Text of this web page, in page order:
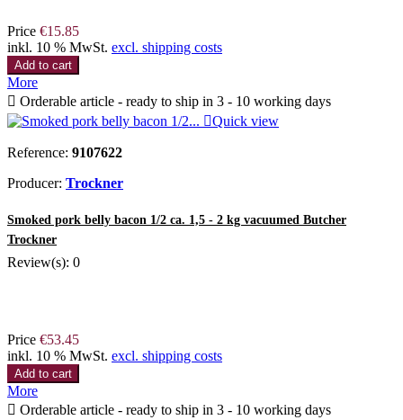
Price €15.85
inkl. 10 % MwSt. excl. shipping costs
Add to cart
More
 Orderable article - ready to ship in 3 - 10 working days
Quick view
Reference: 9107622
Producer: Trockner
Smoked pork belly bacon 1/2 ca. 1,5 - 2 kg vacuumed Butcher
Trockner
Review(s): 0
Price €53.45
inkl. 10 % MwSt. excl. shipping costs
Add to cart
More
 Orderable article - ready to ship in 3 - 10 working days